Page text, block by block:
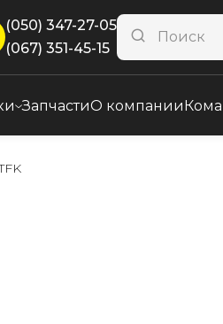
(050) 347-27-05
(067) 351-45-15
ЗапчастиО компании